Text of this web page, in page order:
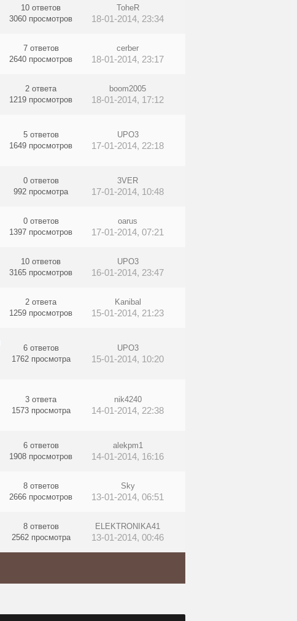
10 ответов
3060 просмотров
ToheR
18-01-2014, 23:34
7 ответов
2640 просмотров
cerber
18-01-2014, 23:17
2 ответа
1219 просмотров
boom2005
18-01-2014, 17:12
5 ответов
1649 просмотров
UPO3
17-01-2014, 22:18
0 ответов
992 просмотра
3VER
17-01-2014, 10:48
0 ответов
1397 просмотров
oarus
17-01-2014, 07:21
10 ответов
3165 просмотров
UPO3
16-01-2014, 23:47
2 ответа
1259 просмотров
Kanibal
15-01-2014, 21:23
6 ответов
1762 просмотра
UPO3
15-01-2014, 10:20
3 ответа
1573 просмотра
nik4240
14-01-2014, 22:38
6 ответов
1908 просмотров
alekpm1
14-01-2014, 16:16
8 ответов
2666 просмотров
Sky
13-01-2014, 06:51
8 ответов
2562 просмотра
ELEKTRONIKA41
13-01-2014, 00:46